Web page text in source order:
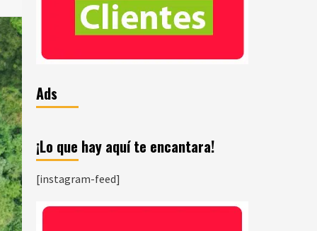
Ads
¡Lo que hay aquí te encantara!
[instagram-feed]